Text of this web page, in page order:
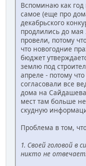
Вспоминаю как
самое (еще про
декабрьского
продлились до
провели, потому
что новогодние
бюджет
землю под
апреле - потому
согласовали все
дома на
мест там больше
скудную
Проблема в том,
1. Своей головой в
никто не отвечает.